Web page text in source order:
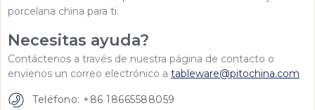
porcelana china para ti.
Necesitas ayuda?
Contáctenos a través de nuestra página de contacto o
envíenos un correo electrónico a tableware@pitochina.com
Teléfono: +86 18665588059